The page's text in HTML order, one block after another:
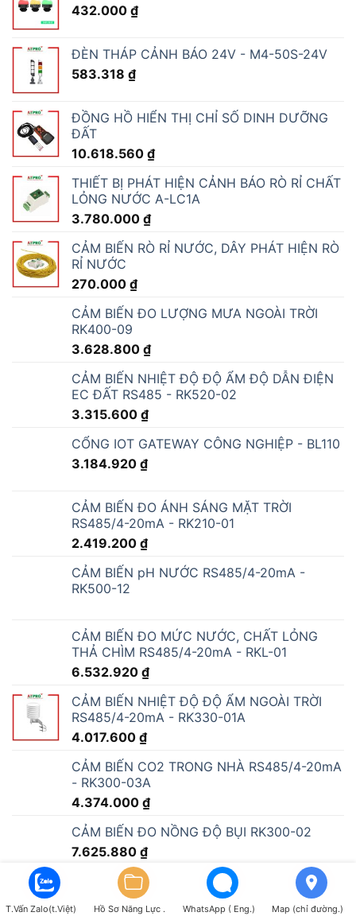
432.000 ₫
ĐÈN THÁP CẢNH BÁO 24V - M4-50S-24V
583.318 ₫
ĐỒNG HỒ HIỂN THỊ CHỈ SỐ DINH DƯỠNG
ĐẤT
10.618.560 ₫
THIẾT BỊ PHÁT HIỆN CẢNH BÁO RÒ RỈ CHẤT
LỎNG NƯỚC A-LC1A
3.780.000 ₫
CẢM BIẾN RÒ RỈ NƯỚC, DÂY PHÁT HIỆN RÒ
RỈ NƯỚC
270.000 ₫
CẢM BIẾN ĐO LƯỢNG MƯA NGOÀI TRỜI
RK400-09
3.628.800 ₫
CẢM BIẾN NHIỆT ĐỘ ĐỘ ẨM ĐỘ DẪN ĐIỆN
EC ĐẤT RS485 - RK520-02
3.315.600 ₫
CỔNG IOT GATEWAY CÔNG NGHIỆP - BL110
3.184.920 ₫
CẢM BIẾN ĐO ÁNH SÁNG MẶT TRỜI
RS485/4-20mA - RK210-01
2.419.200 ₫
CẢM BIẾN pH NƯỚC RS485/4-20mA -
RK500-12
CẢM BIẾN ĐO MỨC NƯỚC, CHẤT LỎNG
THẢ CHÌM RS485/4-20mA - RKL-01
6.532.920 ₫
CẢM BIẾN NHIỆT ĐỘ ĐỘ ẨM NGOÀI TRỜI
RS485/4-20mA - RK330-01A
4.017.600 ₫
CẢM BIẾN CO2 TRONG NHÀ RS485/4-20mA
- RK300-03A
4.374.000 ₫
CẢM BIẾN ĐO NỒNG ĐỘ BỤI RK300-02
7.625.880 ₫
CẢM BIẾN NHIỆT ĐỘ HỒNG NGOẠI RK310-
03
T.Vấn Zalo(t.Việt) Hồ Sơ Năng Lực . WhatsApp ( Eng.) Map (chỉ đường.)